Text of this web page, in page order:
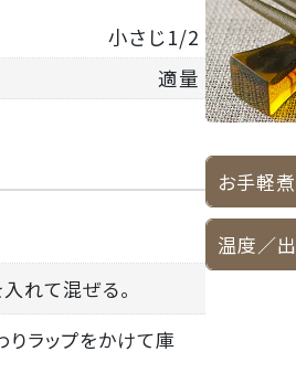
お手軽
温度／
小さじ1/2
適量
れて混ぜる。
りラップをかけて庫